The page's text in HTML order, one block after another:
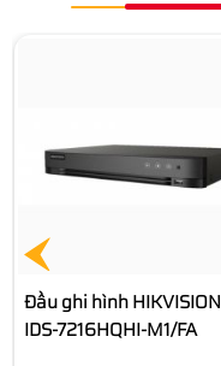
Bộ NAS chuyên dụng ghi
hình HIKVISION DS-